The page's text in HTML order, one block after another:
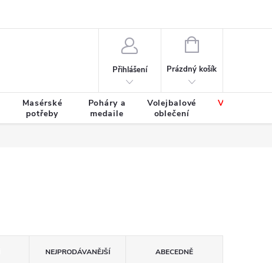
Přihlášení
NÁKUPNÍ
Prázdný košík
Masérské
potřeby
Poháry a
medaile
Volejbalové
oblečení
Výprodej
NEJPRODÁVANĚJŠÍ ABECEDNĚ